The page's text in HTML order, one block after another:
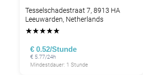
Tesselschadestraat 7, 8913 HA
Leeuwarden, Netherlands
★★★★★
€ 0.52/Stunde
€ 5.77/24h
Mindestdauer: 1 Stunde